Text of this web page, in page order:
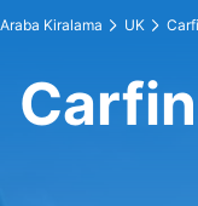
Araba Kiralama UK